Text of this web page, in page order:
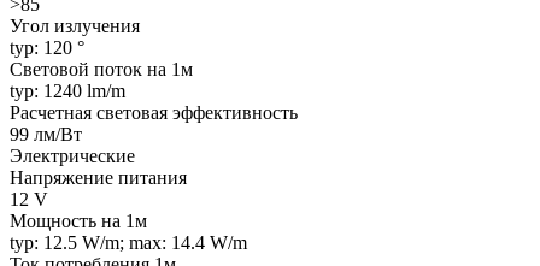
>85
Угол излучения
typ: 120 °
Световой поток на 1м
typ: 1240 lm/m
Расчетная световая эффективность
99 лм/Вт
Электрические
Напряжение питания
12 V
Мощность на 1м
typ: 12.5 W/m; max: 14.4 W/m